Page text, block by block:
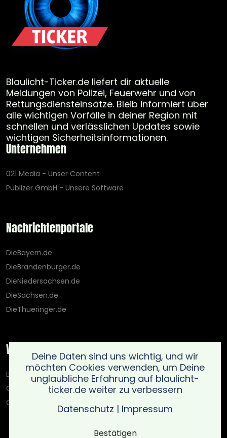
Blaulicht-Ticker.de liefert dir aktuelle
Meldungen von Polizei, Feuerwehr und von
Rettungsdiensteinsätze. Bleib informiert über
alle wichtigen Vorfälle in deiner Region mit
schnellen und verlässlichen Updates sowie
wichtigen Sicherheitsinformationen.
Unternehmen
021 Media - Unser Content
Publizer GmbH - Unsere Software
Nachrichtenportale
DieBayern.de
DieBrandenburger.de
DieNiedersachsen.de
DieSachsen.de
DieThueringer.de
Weitere Portale
Blaulicht-Ticker.de
Oberlausitz.holiday
OnlinedatingKompass.de
Deine Daten sind uns wichtig, und wir
möchten Cookies verwenden, um Deine
unglaubliche Erfahrung auf blaulicht-
ticker.de weiter zu verbessern
Datenschutz | Impressum
Bestätigen